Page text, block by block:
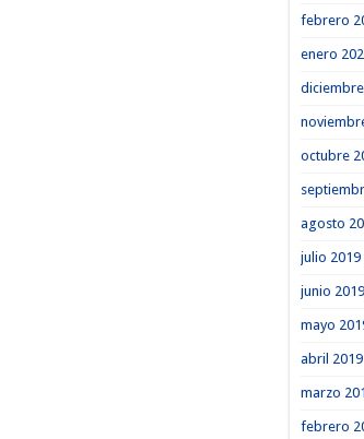
febrero
enero
octubre
agosto
julio 2019
junio 2019
mayo
abril 2019
marzo
febrero